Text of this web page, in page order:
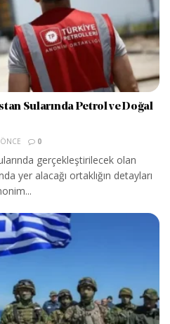
Sularında Petrol ve Doğal
0
gerçekleştirilecek olan
yer alacağı ortaklığın detayları